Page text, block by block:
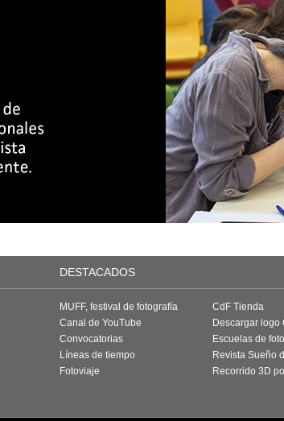
DESTACADOS
MUFF, festival de fotografía
Canal de YouTube
Convocatorias
Líneas de tiempo
Fotoviaje
CdF Tienda
Descargar logo
Escuelas de
Revista Sueño
Recorrido 3D